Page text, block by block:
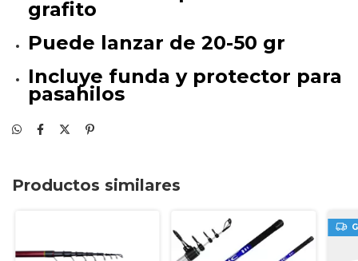
grafito
Puede lanzar de 20-50 gr
Incluye funda y protector para
pasahilos
Productos similares